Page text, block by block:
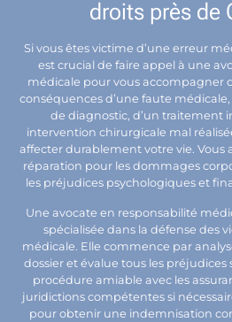
droits près de
Si vous êtes victime d’une erreur
est crucial de faire appel à une
médicale pour vous accompagner
conséquences d’une faute médicale,
de diagnostic, d’un traitement
intervention chirurgicale mal
affecter durablement votre vie. Vous
réparation pour les dommages
les préjudices psychologiques et
Une avocate en responsabilité
spécialisée dans la défense des
médicale. Elle commence par
dossier et évalue tous les
procédure amiable avec les
juridictions compétentes si
pour obtenir une indemnisation